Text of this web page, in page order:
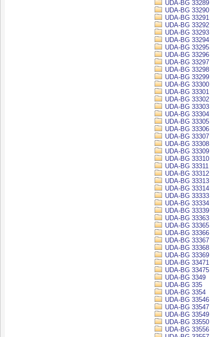
UDA-BG 33289
UDA-BG 33290
UDA-BG 33291
UDA-BG 33292
UDA-BG 33293
UDA-BG 33294
UDA-BG 33295
UDA-BG 33296
UDA-BG 33297
UDA-BG 33298
UDA-BG 33299
UDA-BG 33300
UDA-BG 33301
UDA-BG 33302
UDA-BG 33303
UDA-BG 33304
UDA-BG 33305
UDA-BG 33306
UDA-BG 33307
UDA-BG 33308
UDA-BG 33309
UDA-BG 33310
UDA-BG 33311
UDA-BG 33312
UDA-BG 33313
UDA-BG 33314
UDA-BG 33333
UDA-BG 33334
UDA-BG 33339
UDA-BG 33363
UDA-BG 33365
UDA-BG 33366
UDA-BG 33367
UDA-BG 33368
UDA-BG 33369
UDA-BG 33471
UDA-BG 33475
UDA-BG 3349
UDA-BG 335
UDA-BG 3354
UDA-BG 33546
UDA-BG 33547
UDA-BG 33549
UDA-BG 33550
UDA-BG 33556